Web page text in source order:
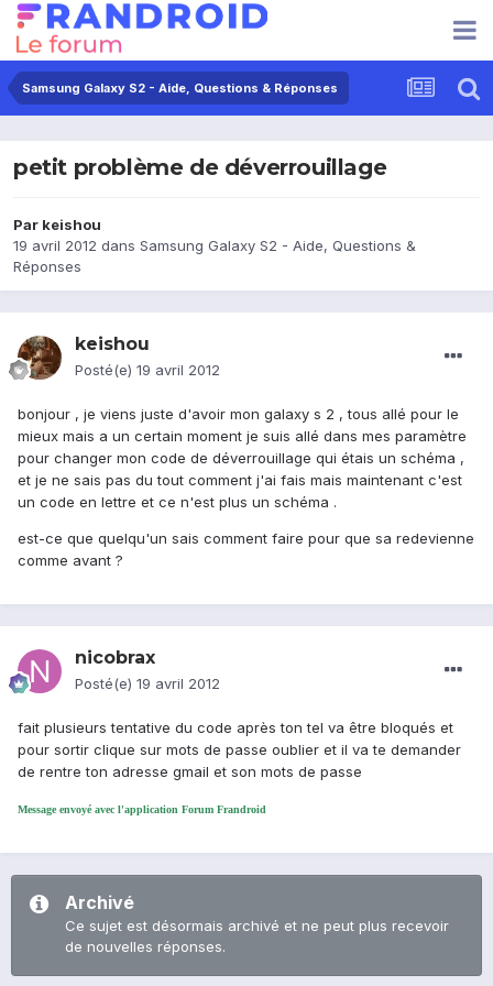
Samsung Galaxy S2 - Aide, Questions & Réponses
petit problème de déverrouillage
Par keishou
19 avril 2012 dans Samsung Galaxy S2 - Aide, Questions &
Réponses
keishou
Posté(e) 19 avril 2012
bonjour , je viens juste d'avoir mon galaxy s 2 , tous allé pour le
mieux mais a un certain moment je suis allé dans mes paramètre
pour changer mon code de déverrouillage qui étais un schéma ,
et je ne sais pas du tout comment j'ai fais mais maintenant c'est
un code en lettre et ce n'est plus un schéma .
est-ce que quelqu'un sais comment faire pour que sa redevienne
comme avant ?
nicobrax
Posté(e) 19 avril 2012
fait plusieurs tentative du code après ton tel va être bloqués et
pour sortir clique sur mots de passe oublier et il va te demander
de rentre ton adresse gmail et son mots de passe
Message envoyé avec l'application Forum Frandroid
Archivé
Ce sujet est désormais archivé et ne peut plus recevoir
de nouvelles réponses.